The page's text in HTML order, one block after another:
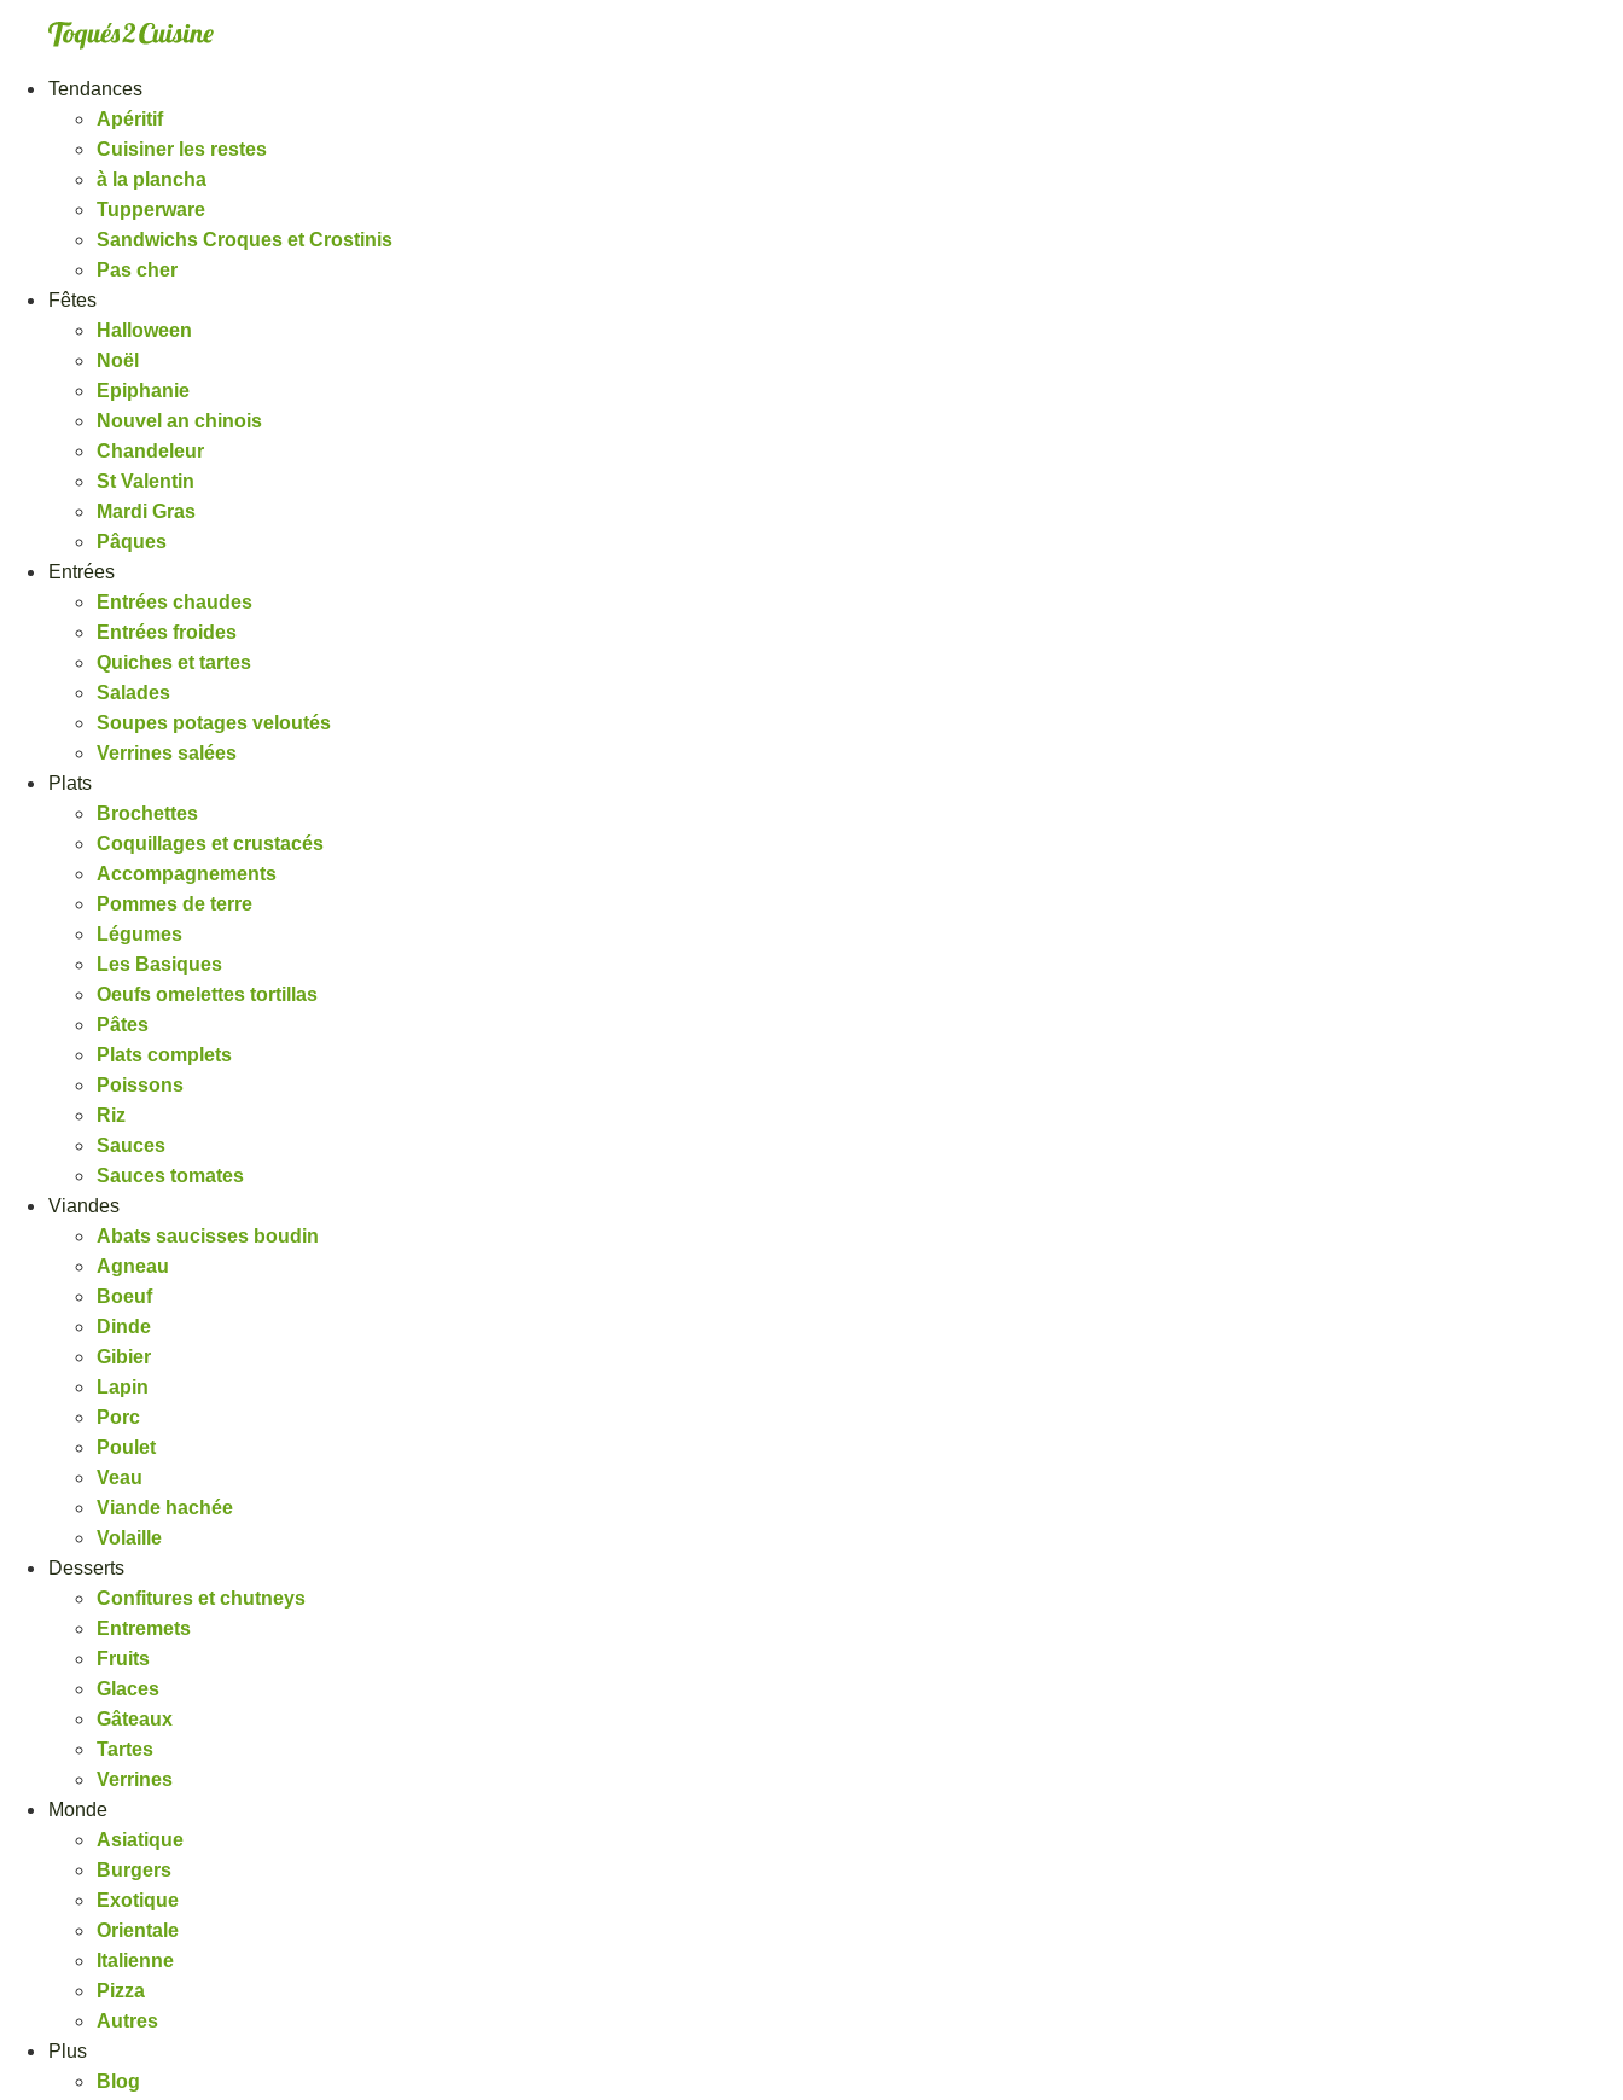
Tendances
Apéritif
Cuisiner les restes
à la plancha
Tupperware
Sandwichs Croques et Crostinis
Pas cher
Fêtes
Halloween
Noël
Epiphanie
Nouvel an chinois
Chandeleur
St Valentin
Mardi Gras
Pâques
Entrées
Entrées chaudes
Entrées froides
Quiches et tartes
Salades
Soupes potages veloutés
Verrines salées
Plats
Brochettes
Coquillages et crustacés
Accompagnements
Pommes de terre
Légumes
Les Basiques
Oeufs omelettes tortillas
Pâtes
Plats complets
Poissons
Riz
Sauces
Sauces tomates
Viandes
Abats saucisses boudin
Agneau
Boeuf
Dinde
Gibier
Lapin
Porc
Poulet
Veau
Viande hachée
Volaille
Desserts
Confitures et chutneys
Entremets
Fruits
Glaces
Gâteaux
Tartes
Verrines
Monde
Asiatique
Burgers
Exotique
Orientale
Italienne
Pizza
Autres
Plus
Blog